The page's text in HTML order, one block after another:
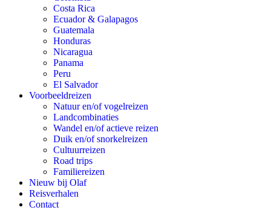
Costa Rica
Ecuador & Galapagos
Guatemala
Honduras
Nicaragua
Panama
Peru
El Salvador
Voorbeeldreizen
Natuur en/of vogelreizen
Landcombinaties
Wandel en/of actieve reizen
Duik en/of snorkelreizen
Cultuurreizen
Road trips
Familiereizen
Nieuw bij Olaf
Reisverhalen
Contact